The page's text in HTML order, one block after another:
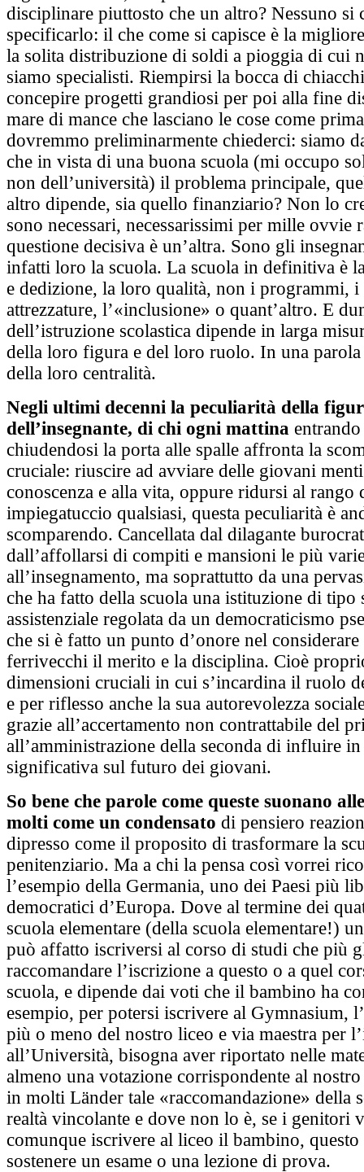
disciplinare piuttosto che un altro? Nessuno si
specificarlo: il che come si capisce è la
la solita distribuzione di soldi a pioggia di cui
siamo specialisti. Riempirsi la bocca di
concepire progetti grandiosi per poi alla fine
mare di mance che lasciano le cose come
dovremmo preliminarmente chiederci: siamo
che in vista di una buona scuola (mi occupo
non dell’università) il problema principale,
altro dipende, sia quello finanziario? Non lo
sono necessari, necessarissimi per mille ovvie
questione decisiva è un’altra. Sono gli
infatti loro la scuola. La scuola in definitiva è
e dedizione, la loro qualità, non i programmi,
attrezzature, l’«inclusione» o quant’altro. E
dell’istruzione scolastica dipende in larga
della loro figura e del loro ruolo. In una
della loro centralità.
Negli ultimi decenni la peculiarità della
dell’insegnante, di chi ogni mattina
chiudendosi la porta alle spalle affronta la
cruciale: riuscire ad avviare delle giovani
conoscenza e alla vita, oppure ridursi al rango
impiegatuccio qualsiasi, questa peculiarità è
scomparendo. Cancellata dal dilagante
dall’affollarsi di compiti e mansioni le più
all’insegnamento, ma soprattutto da una
che ha fatto della scuola una istituzione di tipo
assistenziale regolata da un democraticismo
che si è fatto un punto d’onore nel
ferrivecchi il merito e la disciplina. Cioè
dimensioni cruciali in cui s’incardina il ruolo
e per riflesso anche la sua autorevolezza
grazie all’accertamento non contrattabile del
all’amministrazione della seconda di influire
significativa sul futuro dei giovani.
So bene che parole come queste suonano
molti come un condensato di pensiero
dipresso come il proposito di trasformare la
penitenziario. Ma a chi la pensa così vorrei
l’esempio della Germania, uno dei Paesi più
democratici d’Europa. Dove al termine dei
scuola elementare (della scuola elementare!)
può affatto iscriversi al corso di studi che più
raccomandare l’iscrizione a questo o a quel
scuola, e dipende dai voti che il bambino ha
esempio, per potersi iscrivere al Gymnasium,
più o meno del nostro liceo e via maestra per
all’Università, bisogna aver riportato nelle
almeno una votazione corrispondente al
in molti Länder tale «raccomandazione» della
realtà vincolante e dove non lo è, se i genitori
comunque iscrivere al liceo il bambino, questo
sostenere un esame o una lezione di prova.